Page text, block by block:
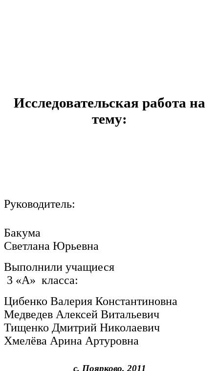
Исследовательская работа на
тему:
Руководитель:
Бакума
Светлана Юрьевна
Выполнили учащиеся
3 «А» класса:
Цибенко Валерия Константиновна
Медведев Алексей Витальевич
Тищенко Дмитрий Николаевич
Хмелёва Арина Артуровна
с. Поярково, 2011